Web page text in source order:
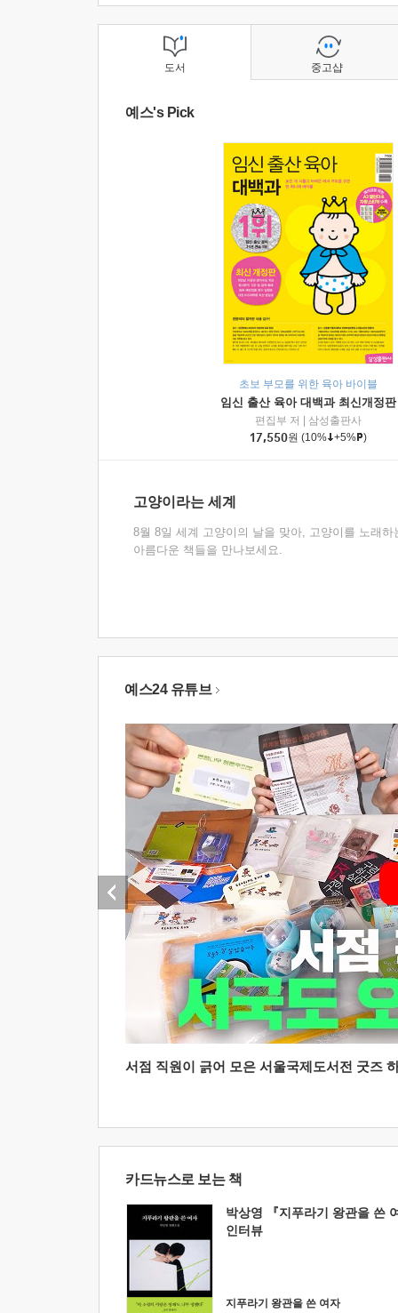
도서
예스's Pick
초보 부모를 위한 육아 바이블
임신 출산 육아 대백과 최신개정판
편집부 저
삼성출판사
17,550원 (10% +5% )
고양이라는 세계
8월 8일 세계 고양이의 날을 맞아, 고양이를 노래하
아름다운 책들을 만나보세요.
중고샵
예스24 유튜브
서점 직원이 긁어 모은 서울국제도서전 굿즈
카드뉴스로 보는 책
박상영 『지푸라기 왕관을 쓴
인터뷰
지푸라기 왕관을 쓴 여자